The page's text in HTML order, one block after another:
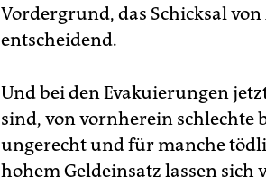
Vordergrund, das Schicksal
entscheidend.
Und bei den Evakuierungen
sind, von vornherein schlechte
ungerecht und für manche
hohem Geldeinsatz lassen